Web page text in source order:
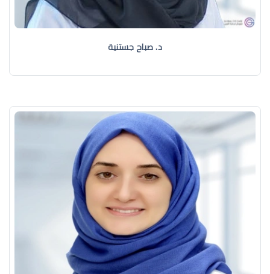
د. صباح جستنية